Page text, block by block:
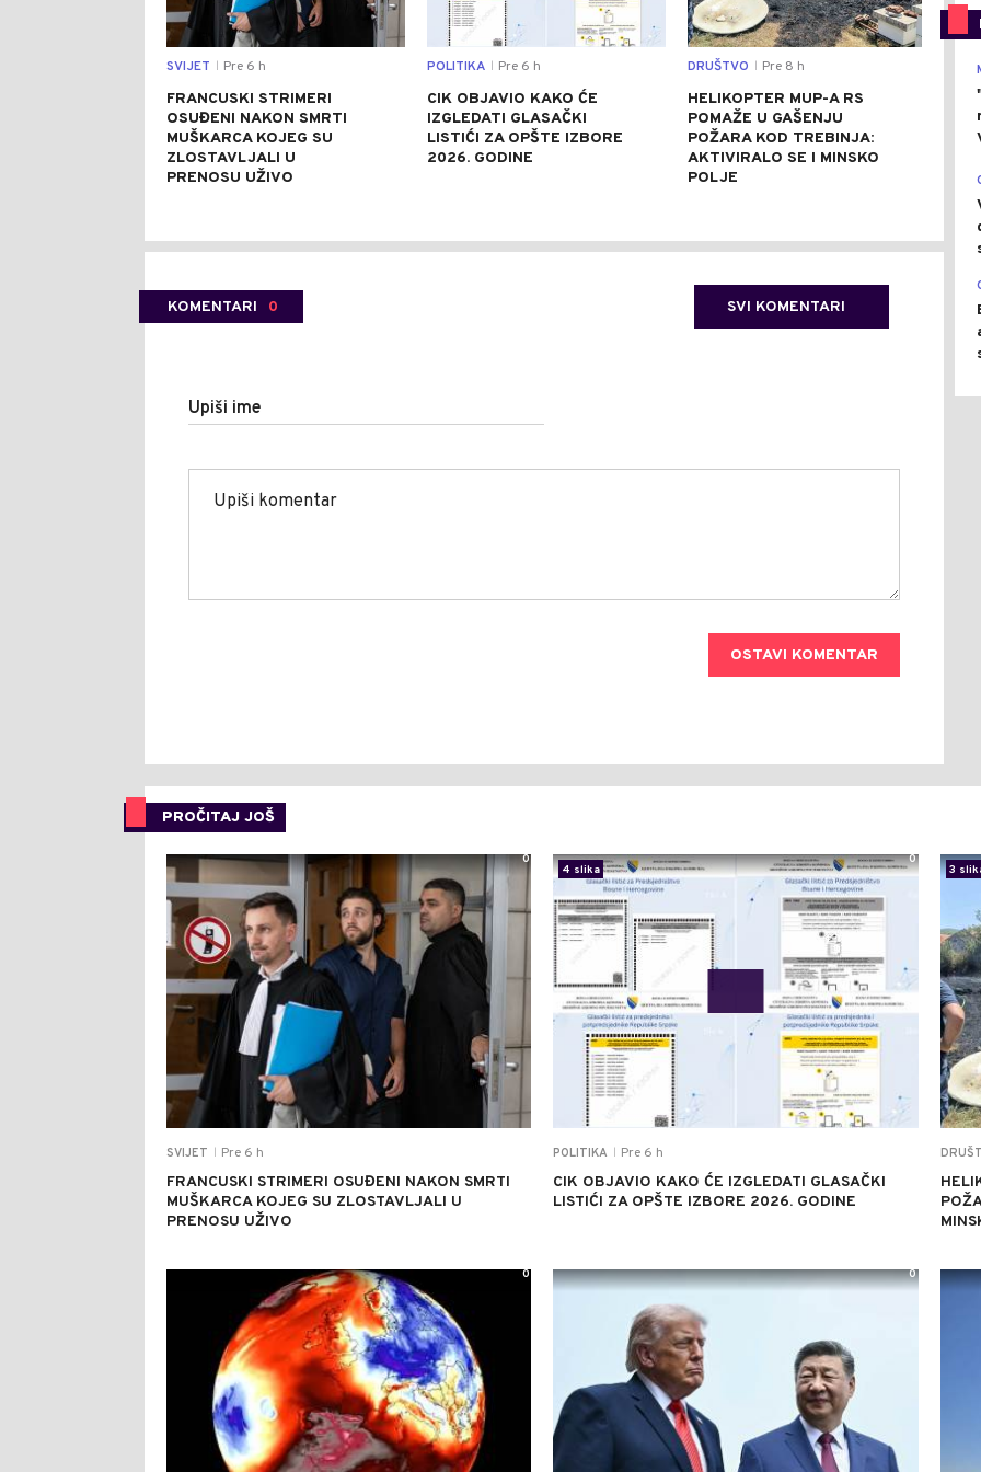
SVIJET Pre 6 h
FRANCUSKI STRIMERI
OSUĐENI NAKON SMRTI
MUŠKARCA KOJEG SU
ZLOSTAVLJALI U
PRENOSU UŽIVO
POLITIKA Pre 6 h
CIK OBJAVIO KAKO ĆE
IZGLEDATI GLASAČKI
LISTIĆI ZA OPŠTE IZBORE
2026. GODINE
DRUŠTVO Pre 8 h
HELIKOPTER MUP-A RS
POMAŽE U GAŠENJU
POŽARA KOD TREBINJA:
AKTIVIRALO SE I MINSKO
POLJE
KOMENTARI 0 SVI KOMENTARI
Upiši ime
OSTAVI KOMENTAR
PROČITAJ JOŠ
SVIJET Pre 6 h
FRANCUSKI STRIMERI OSUĐENI NAKON SMRTI
MUŠKARCA KOJEG SU ZLOSTAVLJALI U
PRENOSU UŽIVO
0
POLITIKA Pre 6 h
CIK OBJAVIO KAKO ĆE IZGLEDATI GLASAČKI
LISTIĆI ZA OPŠTE IZBORE 2026. GODINE
4 slika
0
3
0 0